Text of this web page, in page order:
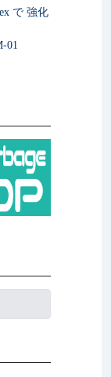
で 強化
01